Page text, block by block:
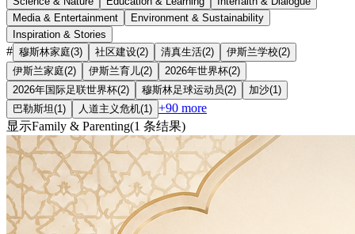
Media & Entertainment
Environment & Sustainability
Inspiration & Stories
# 穆斯林家庭(3) 社区建设(2) 清真生活(2) 伊斯兰学校(2)
伊斯兰家庭(2) 伊斯兰育儿(2) 2026年世界杯(2)
2026年国际足联世界杯(2) 穆斯林足球运动员(2) 加沙(1 )
巴勒斯坦(1 ) 人道主义危机(1 ) +90 more
显示Family & Parenting(1 条结果)